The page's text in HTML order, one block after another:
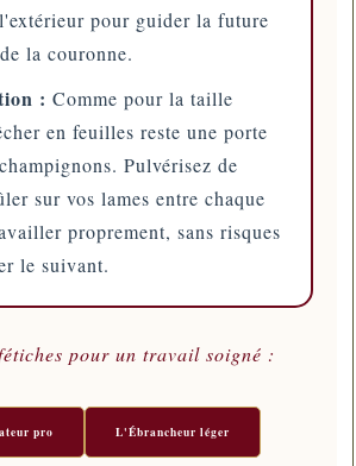
pour guider la future
la couronne.
: Comme pour la taille
en feuilles reste une porte
Pulvérisez de
sur vos lames entre chaque
proprement, sans risques
le suivant.
pour un travail soigné :
pro L'Ébrancheur léger